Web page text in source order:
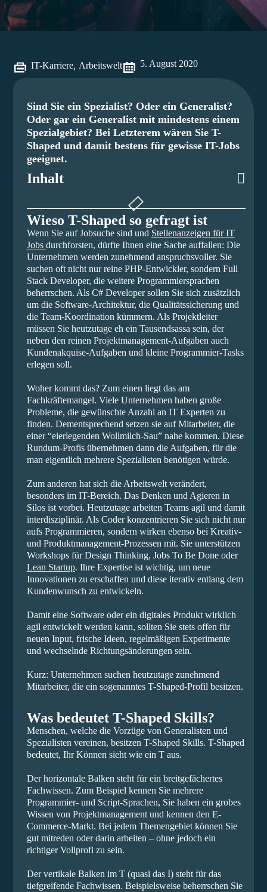
IT-Karriere, Arbeitswelt 5. August 2020
Sind Sie ein Spezialist? Oder ein Generalist?
Oder gar ein Generalist mit mindestens einem
Spezialgebiet? Bei Letzterem wären Sie T-
Shaped und damit bestens für gewisse IT-Jobs
geeignet.
Inhalt
Wieso T-Shaped so gefragt ist
Wenn Sie auf Jobsuche sind und Stellenanzeigen für IT
Jobs durchforsten, dürfte Ihnen eine Sache auffallen: Die
Unternehmen werden zunehmend anspruchsvoller. Sie
suchen oft nicht nur reine PHP-Entwickler, sondern Full
Stack Developer, die weitere Programmiersprachen
beherrschen. Als C# Developer sollen Sie sich zusätzlich
um die Software-Architektur, die Qualitätssicherung und
die Team-Koordination kümmern. Als Projektleiter
müssen Sie heutzutage eh ein Tausendsassa sein, der
neben den reinen Projektmanagement-Aufgaben auch
Kundenakquise-Aufgaben und kleine Programmier-Tasks
erlegen soll.
Woher kommt das? Zum einen liegt das am
Fachkräftemangel. Viele Unternehmen haben große
Probleme, die gewünschte Anzahl an IT Experten zu
finden. Dementsprechend setzen sie auf Mitarbeiter, die
einer “eierlegenden Wollmilch-Sau” nahe kommen. Diese
Rundum-Profis übernehmen dann die Aufgaben, für die
man eigentlich mehrere Spezialisten benötigen würde.
Zum anderen hat sich die Arbeitswelt verändert,
besonders im IT-Bereich. Das Denken und Agieren in
Silos ist vorbei. Heutzutage arbeiten Teams agil und damit
interdisziplinär. Als Coder konzentrieren Sie sich nicht nur
aufs Programmieren, sondern wirken ebenso bei Kreativ-
und Produktmanagement-Prozessen mit. Sie unterstützen
Workshops für Design Thinking, Jobs To Be Done oder
Lean Startup. Ihre Expertise ist wichtig, um neue
Innovationen zu erschaffen und diese iterativ entlang dem
Kundenwunsch zu entwickeln.
Damit eine Software oder ein digitales Produkt wirklich
agil entwickelt werden kann, sollten Sie stets offen für
neuen Input, frische Ideen, regelmäßigen Experimente
und wechselnde Richtungsänderungen sein.
Kurz: Unternehmen suchen heutzutage zunehmend
Mitarbeiter, die ein sogenanntes T-Shaped-Profil besitzen.
Was bedeutet T-Shaped Skills?
Menschen, welche die Vorzüge von Generalisten und
Spezialisten vereinen, besitzen T-Shaped Skills. T-Shaped
bedeutet, Ihr Können sieht wie ein T aus.
Der horizontale Balken steht für ein breitgefächertes
Fachwissen. Zum Beispiel kennen Sie mehrere
Programmier- und Script-Sprachen, Sie haben ein grobes
Wissen von Projektmanagement und kennen den E-
Commerce-Markt. Bei jedem Themengebiet können Sie
gut mitreden oder darin arbeiten – ohne jedoch ein
richtiger Vollprofi zu sein.
Der vertikale Balken im T (quasi das I) steht für das
tiefgreifende Fachwissen. Beispielsweise beherrschen Sie